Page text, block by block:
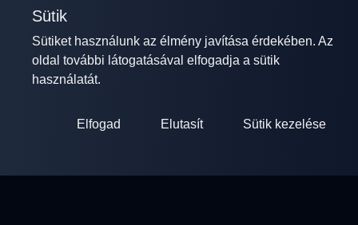
Sütik
Sütiket használunk az élmény javítása érdekében. Az
oldal további látogatásával elfogadja a sütik
használatát.
Elfogad Elutasít Sütik kezelése